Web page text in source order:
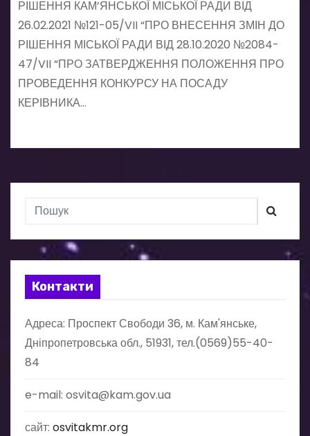
РІШЕННЯ КАМ’ЯНСЬКОЇ МІСЬКОЇ РАДИ ВІД
26.02.2021 №121-05/VII “ПРО ВНЕСЕННЯ ЗМІН ДО
РІШЕННЯ МІСЬКОЇ РАДИ ВІД 28.10.2020 №2084-
47/VII “ПРО ЗАТВЕРДЖЕННЯ ПОЛОЖЕННЯ ПРО
ПРОВЕДЕННЯ КОНКУРСУ НА ПОСАДУ
КЕРІВНИКА…
Контакти
Адреса: Проспект Свободи 36, м. Кам'янське,
Дніпропетровська обл., 51931, тел.(0569)55-40-
84
e-mail: osvita@kam.gov.ua
сайт: osvitakmr.org